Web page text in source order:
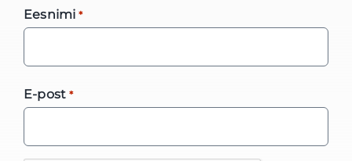
Eesnimi *
E-post *